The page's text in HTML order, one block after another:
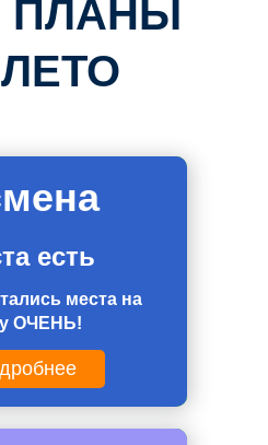
ПЛАНЫ
есть
места на
ОЧЕНЬ!